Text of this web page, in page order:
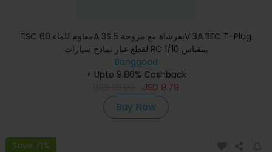
ESC مقاوم للماء 60A 3S بفرشاة مع مروحة 5V 3A BEC T-Plug
لقطع غيار نماذج سيارات RC بمقياس 1/10
Banggood
+ Upto 9.80% Cashback
USD 9.79
Buy Now
Save 71%